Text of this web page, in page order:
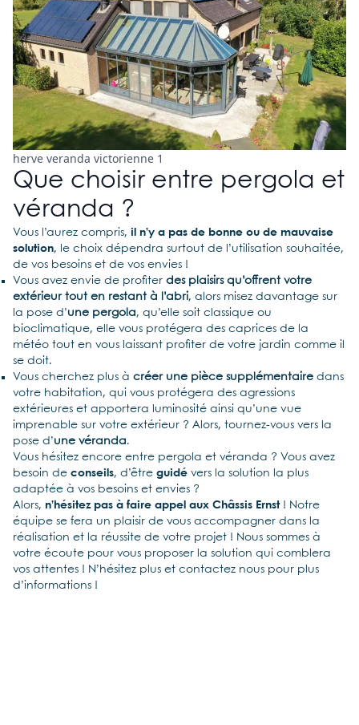
herve veranda victorienne 1
Que choisir entre pergola et
véranda ?
Vous l’aurez compris, il n’y a pas de bonne ou de mauvaise
solution, le choix dépendra surtout de l’utilisation souhaitée,
de vos besoins et de vos envies !
Vous avez envie de profiter des plaisirs qu’offrent votre
extérieur tout en restant à l’abri, alors misez davantage sur
la pose d’une pergola, qu’elle soit classique ou
bioclimatique, elle vous protégera des caprices de la
météo tout en vous laissant profiter de votre jardin comme il
se doit.
Vous cherchez plus à créer une pièce supplémentaire dans
votre habitation, qui vous protégera des agressions
extérieures et apportera luminosité ainsi qu’une vue
imprenable sur votre extérieur ? Alors, tournez-vous vers la
pose d’une véranda.
Vous hésitez encore entre pergola et véranda ? Vous avez
besoin de conseils, d’être guidé vers la solution la plus
adaptée à vos besoins et envies ?
Alors, n’hésitez pas à faire appel aux Châssis Ernst! Notre
équipe se fera un plaisir de vous accompagner dans la
réalisation et la réussite de votre projet ! Nous sommes à
votre écoute pour vous proposer la solution qui comblera
vos attentes ! N’hésitez plus et contactez nous pour plus
d’informations !